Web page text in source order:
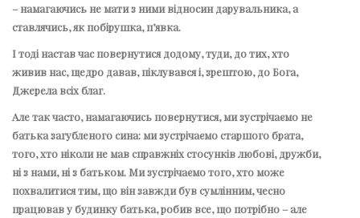
– намагаючись не мати з ними відносин дарувальника, а
ставлячись, як побірушка, п’явка.
І тоді настав час повернутися додому, туди, до тих, хто
живив нас, щедро давав, піклувався і, зрештою, до Бога,
Джерела всіх благ.
Але так часто, намагаючись повернутися, ми зустрічаємо не
батька загубленого сина: ми зустрічаємо старшого брата,
того, хто ніколи не мав справжніх стосунків любові, дружби,
ні з нами, ні з батьком. Ми зустрічаємо того, хто може
похвалитися тим, що він завжди був сумлінним, чесно
працював у будинку батька, робив все, що потрібно – але